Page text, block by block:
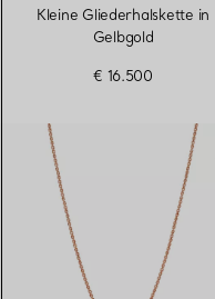
Kleine Gliederhalskette in
Gelbgold
€ 16.500